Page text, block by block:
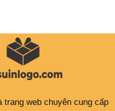
trang web chuyên cung cấp